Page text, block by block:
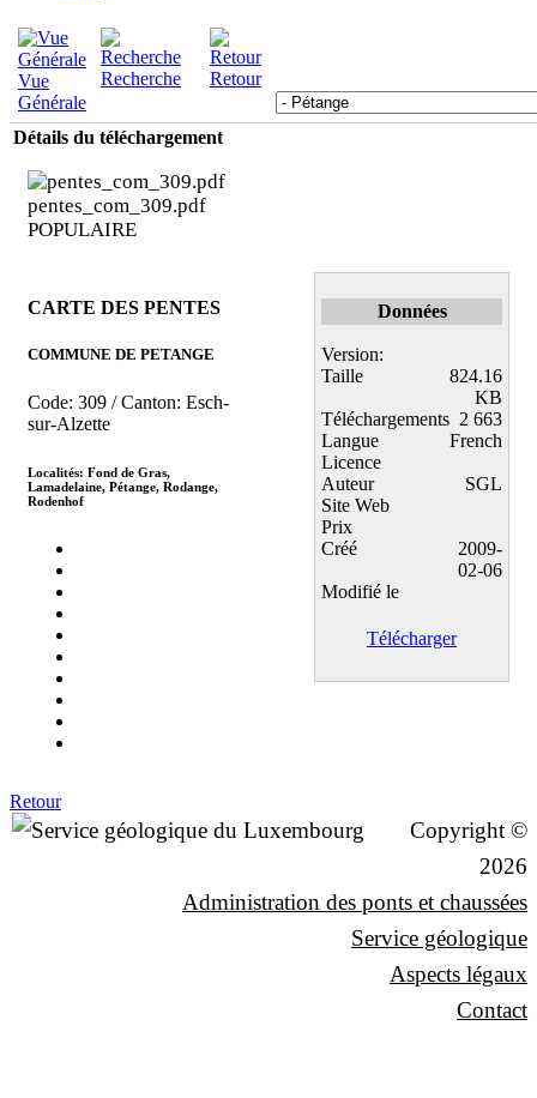
Vue
Générale
Recherche Retour
Détails du téléchargement
pentes_com_309.pdf
POPULAIRE
CARTE DES PENTES
COMMUNE DE PETANGE
Code: 309 / Canton: Esch-
sur-Alzette
Localités: Fond de Gras,
Lamadelaine, Pétange, Rodange,
Rodenhof
Données
Version:
Taille
824.16
KB
Téléchargements 2 663
Langue
French
Licence
Auteur
SGL
Site Web
Prix
Créé
2009-
02-06
Modifié le
Télécharger
Retour
Copyright ©
2026
Administration des ponts et chaussées
Service géologique
Aspects légaux
Contact